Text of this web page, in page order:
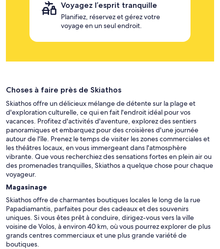
Voyagez l’esprit tranquille
Planifiez, réservez et gérez votre
voyage en un seul endroit.
Choses à faire près de Skiathos
Skiathos offre un délicieux mélange de détente sur la plage et
d'exploration culturelle, ce qui en fait l'endroit idéal pour vos
vacances. Profitez d'activités d'aventure, explorez des sentiers
panoramiques et embarquez pour des croisières d'une journée
autour de l'île. Prenez le temps de visiter les zones commerciales et
les théâtres locaux, en vous immergeant dans l'atmosphère
vibrante. Que vous recherchiez des sensations fortes en plein air ou
des promenades tranquilles, Skiathos a quelque chose pour chaque
voyageur.
Magasinage
Skiathos offre de charmantes boutiques locales le long de la rue
Papadiamantis, parfaites pour des cadeaux et des souvenirs
uniques. Si vous êtes prêt à conduire, dirigez-vous vers la ville
voisine de Volos, à environ 40 km, où vous pourrez explorer de plus
grands centres commerciaux et une plus grande variété de
boutiques.